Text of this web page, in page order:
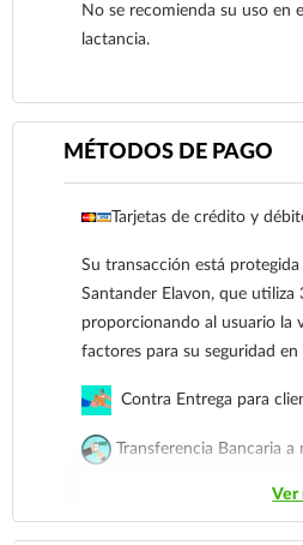
No se recomienda su uso en
lactancia.
Ver
MÉTODOS DE PAGO
Tarjetas de crédito y
Su transacción está
Santander Elavon, que utiliza
proporcionando al usuario la
factores para su seguridad
Contra Entrega para
Transferencia Bancaria a
cuenta: Clave:
Ver